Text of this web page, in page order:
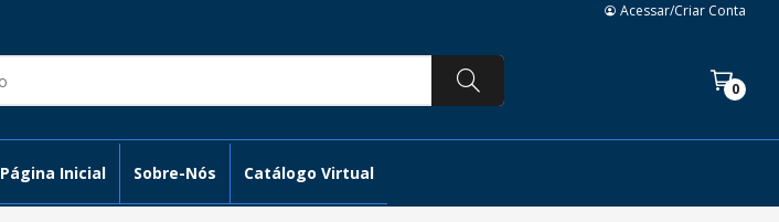
Acessar/Criar Conta
0
Página Inicial Sobre-Nós Catálogo Virtual